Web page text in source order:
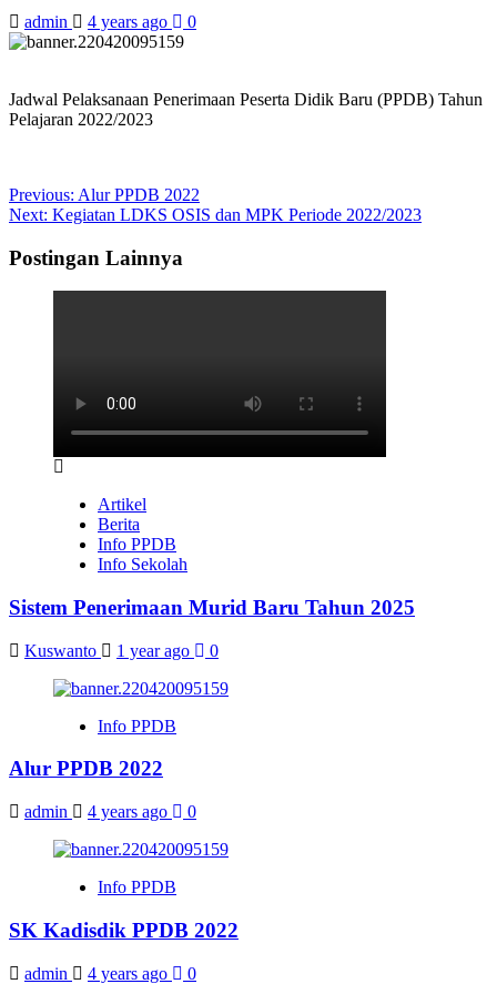
admin 4 years ago 0
Jadwal Pelaksanaan Penerimaan Peserta Didik Baru (PPDB) Tahun
Pelajaran 2022/2023
Post
navigation
Previous: Alur PPDB 2022
Next: Kegiatan LDKS OSIS dan MPK Periode 2022/2023
Postingan Lainnya
Artikel
Berita
Info PPDB
Info Sekolah
Sistem Penerimaan Murid Baru Tahun 2025
Kuswanto 1 year ago 0
Info PPDB
Alur PPDB 2022
admin 4 years ago 0
Info PPDB
SK Kadisdik PPDB 2022
admin 4 years ago 0